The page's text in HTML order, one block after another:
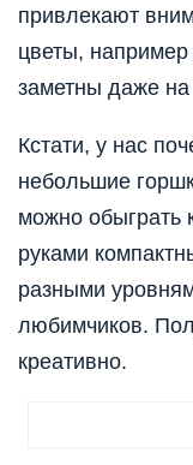
привлекают
цветы,
заметны даже на
Кстати, у нас
небольшие
можно обыграть
руками
разными
любимчиков.
креативно.